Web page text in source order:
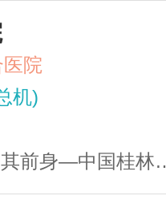
院
机)
—中国桂林南溪山